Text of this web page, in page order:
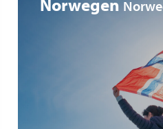
Norwegen